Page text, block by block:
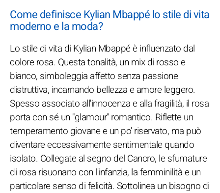
Come definisce Kylian Mbappé lo stile di vita
moderno e la moda?
Lo stile di vita di Kylian Mbappé è influenzato dal
colore rosa. Questa tonalità, un mix di rosso e
bianco, simboleggia affetto senza passione
distruttiva, incarnando bellezza e amore leggero.
Spesso associato all'innocenza e alla fragilità, il rosa
porta con sé un "glamour" romantico. Riflette un
temperamento giovane e un po' riservato, ma può
diventare eccessivamente sentimentale quando
isolato. Collegate al segno del Cancro, le sfumature
di rosa risuonano con l'infanzia, la femminilità e un
particolare senso di felicità. Sottolinea un bisogno di